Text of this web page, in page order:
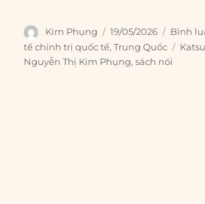
Author
Kim Phụng
Posted
on
19/05/2026 Bình
tế chính trị quốc tế,Trung Quốc Tags
Nguyễn Thị Kim Phụng,sách nói